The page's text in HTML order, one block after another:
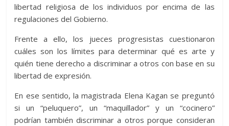
libertad religiosa de los individuos por encima de las
regulaciones del Gobierno.
Frente a ello, los jueces progresistas cuestionaron
cuáles son los límites para determinar qué es arte y
quién tiene derecho a discriminar a otros con base en su
libertad de expresión.
En ese sentido, la magistrada Elena Kagan se preguntó
si un “peluquero”, un “maquillador” y un “cocinero”
podrían también discriminar a otros porque consideran